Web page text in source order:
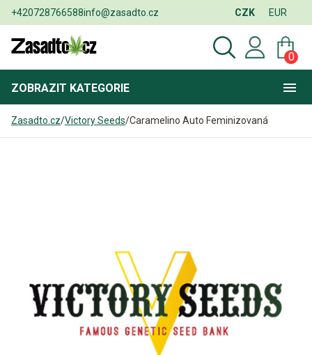
+420728766588info@zasadto.cz CZK EUR
0
ZOBRAZIT KATEGORIE
Zasadto.cz/Victory Seeds/Caramelino Auto Feminizovaná